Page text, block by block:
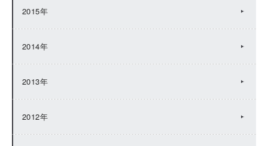
2015年
2014年
2013年
2012年